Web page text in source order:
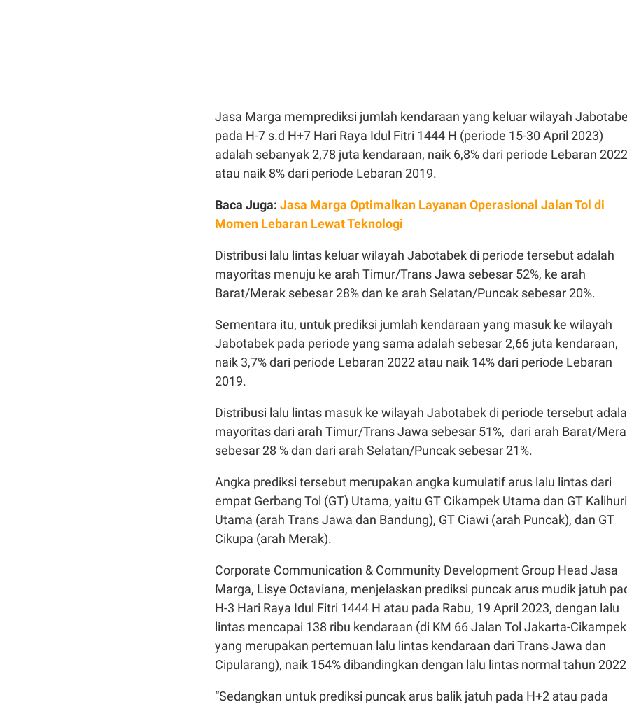
Jasa Marga memprediksi jumlah kendaraan yang keluar wilayah
pada H-7 s.d H+7 Hari Raya Idul Fitri 1444 H (periode 15-30 April 2023)
adalah sebanyak 2,78 juta kendaraan, naik 6,8% dari periode Lebaran 2022
atau naik 8% dari periode Lebaran 2019.
Baca Juga: Jasa Marga Optimalkan Layanan Operasional Jalan Tol di
Momen Lebaran Lewat Teknologi
Distribusi lalu lintas keluar wilayah Jabotabek di periode tersebut adalah
mayoritas menuju ke arah Timur/Trans Jawa sebesar 52%, ke arah
Barat/Merak sebesar 28% dan ke arah Selatan/Puncak sebesar 20%.
Sementara itu, untuk prediksi jumlah kendaraan yang masuk ke wilayah
Jabotabek pada periode yang sama adalah sebesar 2,66 juta kendaraan,
naik 3,7% dari periode Lebaran 2022 atau naik 14% dari periode Lebaran
2019.
Distribusi lalu lintas masuk ke wilayah Jabotabek di periode tersebut
mayoritas dari arah Timur/Trans Jawa sebesar 51%, dari arah Barat/
sebesar 28 % dan dari arah Selatan/Puncak sebesar 21%.
Angka prediksi tersebut merupakan angka kumulatif arus lalu lintas dari
empat Gerbang Tol (GT) Utama, yaitu GT Cikampek Utama dan GT
Utama (arah Trans Jawa dan Bandung), GT Ciawi (arah Puncak), dan GT
Cikupa (arah Merak).
Corporate Communication & Community Development Group Head Jasa
Marga, Lisye Octaviana, menjelaskan prediksi puncak arus mudik jatuh
H-3 Hari Raya Idul Fitri 1444 H atau pada Rabu, 19 April 2023, dengan lalu
lintas mencapai 138 ribu kendaraan (di KM 66 Jalan Tol Jakarta-Cikampek
yang merupakan pertemuan lalu lintas kendaraan dari Trans Jawa dan
Cipularang), naik 154% dibandingkan dengan lalu lintas normal tahun
“Sedangkan untuk prediksi puncak arus balik jatuh pada H+2 atau pada